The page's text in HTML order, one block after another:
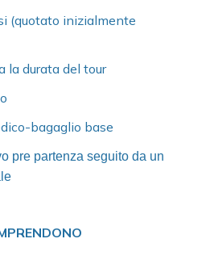
(quotato inizialmente
la durata del tour
bagaglio base
pre partenza seguito da un